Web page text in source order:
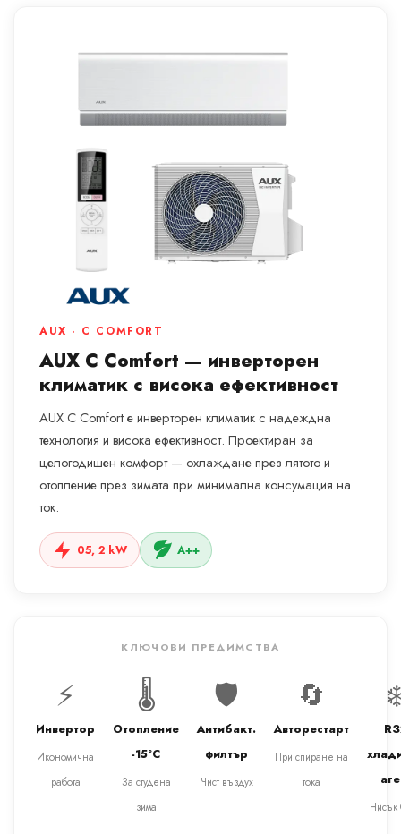
AUX · C COMFORT
AUX C Comfort — инверторен
климатик с висока ефективност
AUX C Comfort е инверторен климатик с надеждна
технология и висока ефективност. Проектиран за
целогодишен комфорт — охлаждане през лятото и
отопление през зимата при минимална консумация на
ток.
05, 2 kW A++
КЛЮЧОВИ ПРЕДИМСТВА
⚡
Инвертор
Икономична
работа
🌡️
Отопление
-15°C
За студена
зима
🛡️
Антибакт.
филтър
Чист въздух
🔄
Авторестарт
При спиране на
тока
Нисък